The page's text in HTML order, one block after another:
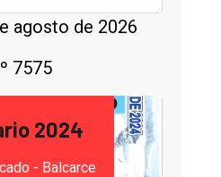
agosto de 2026
7575
2024
- Balcarce